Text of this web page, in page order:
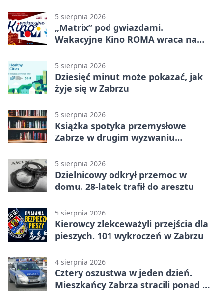
5 sierpnia 2026
„Matrix” pod gwiazdami.
Wakacyjne Kino ROMA wraca na
5 sierpnia 2026
Dziesięć minut może pokazać, jak
żyje się w Zabrzu
5 sierpnia 2026
Książka spotyka przemysłowe
Zabrze w drugim wyzwaniu
5 sierpnia 2026
Dzielnicowy odkrył przemoc w
domu. 28-latek trafił do aresztu
5 sierpnia 2026
Kierowcy zlekceważyli przejścia dla
pieszych. 101 wykroczeń w Zabrzu
4 sierpnia 2026
Cztery oszustwa w jeden dzień.
Mieszkańcy Zabrza stracili ponad 6